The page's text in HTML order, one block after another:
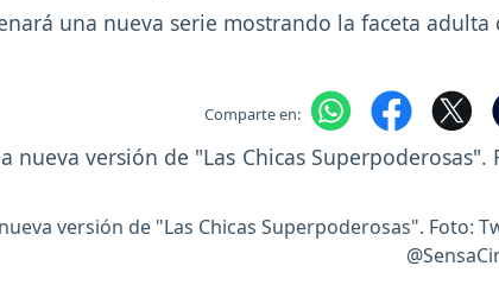
una nueva serie mostrando la faceta
Comparte en:
versión de "Las Chicas Superpoderosas". Foto: